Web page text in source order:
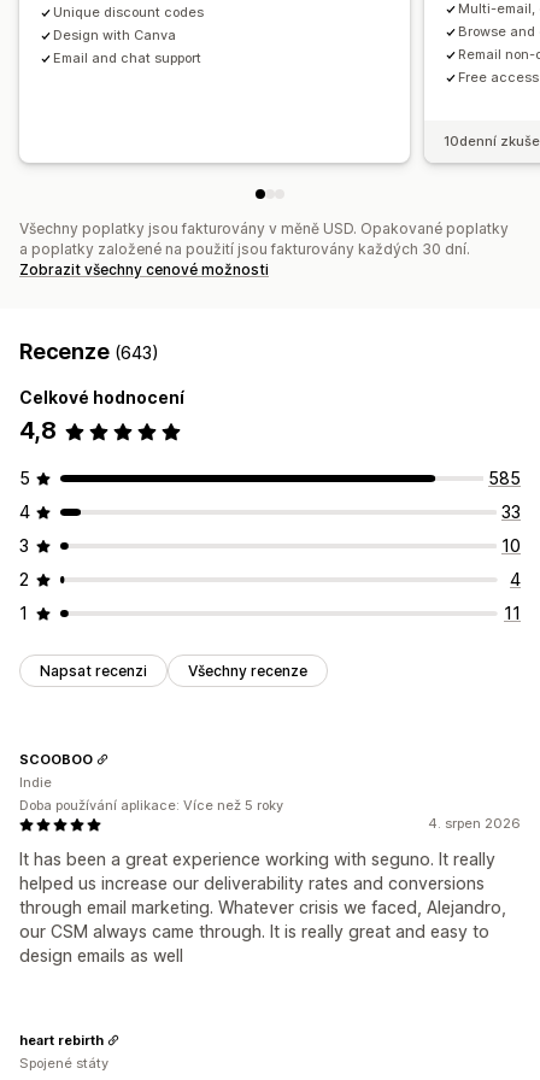
Nástroj Editor Šablony
Vlastní kód
Hromadné úpravy
Import a export
E-mailové domény
Seznam pro shromažďování souhlasu s doručováním e-
Seznam pro shromažďování souhlasu s doručováním SMS
Spouštěče a pravidla Automatizace Cílení Geolokace
Označování štítky
Užitečné informace a tipy Analytika
Seznam pro shromažďování souhlasu s doručováním e-
mailů
Seznam pro shromažďování souhlasu s doručováním SMS
Vykazování
Analytika Sledování
Unique discount codes
Design with Canva
Email and chat support
Multi-email,
Browse
Remail non-
Free
10denní
Všechny poplatky jsou fakturovány v měně USD. Opakované poplatky
a poplatky založené na použití jsou fakturovány každých 30 dní.
Zobrazit všechny cenové možnosti
Recenze (643)
Celkové hodnocení
4,8
5
585
4
33
3
10
2
4
1
11
Napsat recenzi Všechny recenze
4. srpen 2026
It has been a great experience working with seguno. It really
helped us increase our deliverability rates and conversions
through email marketing. Whatever crisis we faced, Alejandro,
our CSM always came through. It is really great and easy to
design emails as well
SCOOBOO
Indie
Doba používání aplikace: Více než 5 roky
heart rebirth
Spojené státy